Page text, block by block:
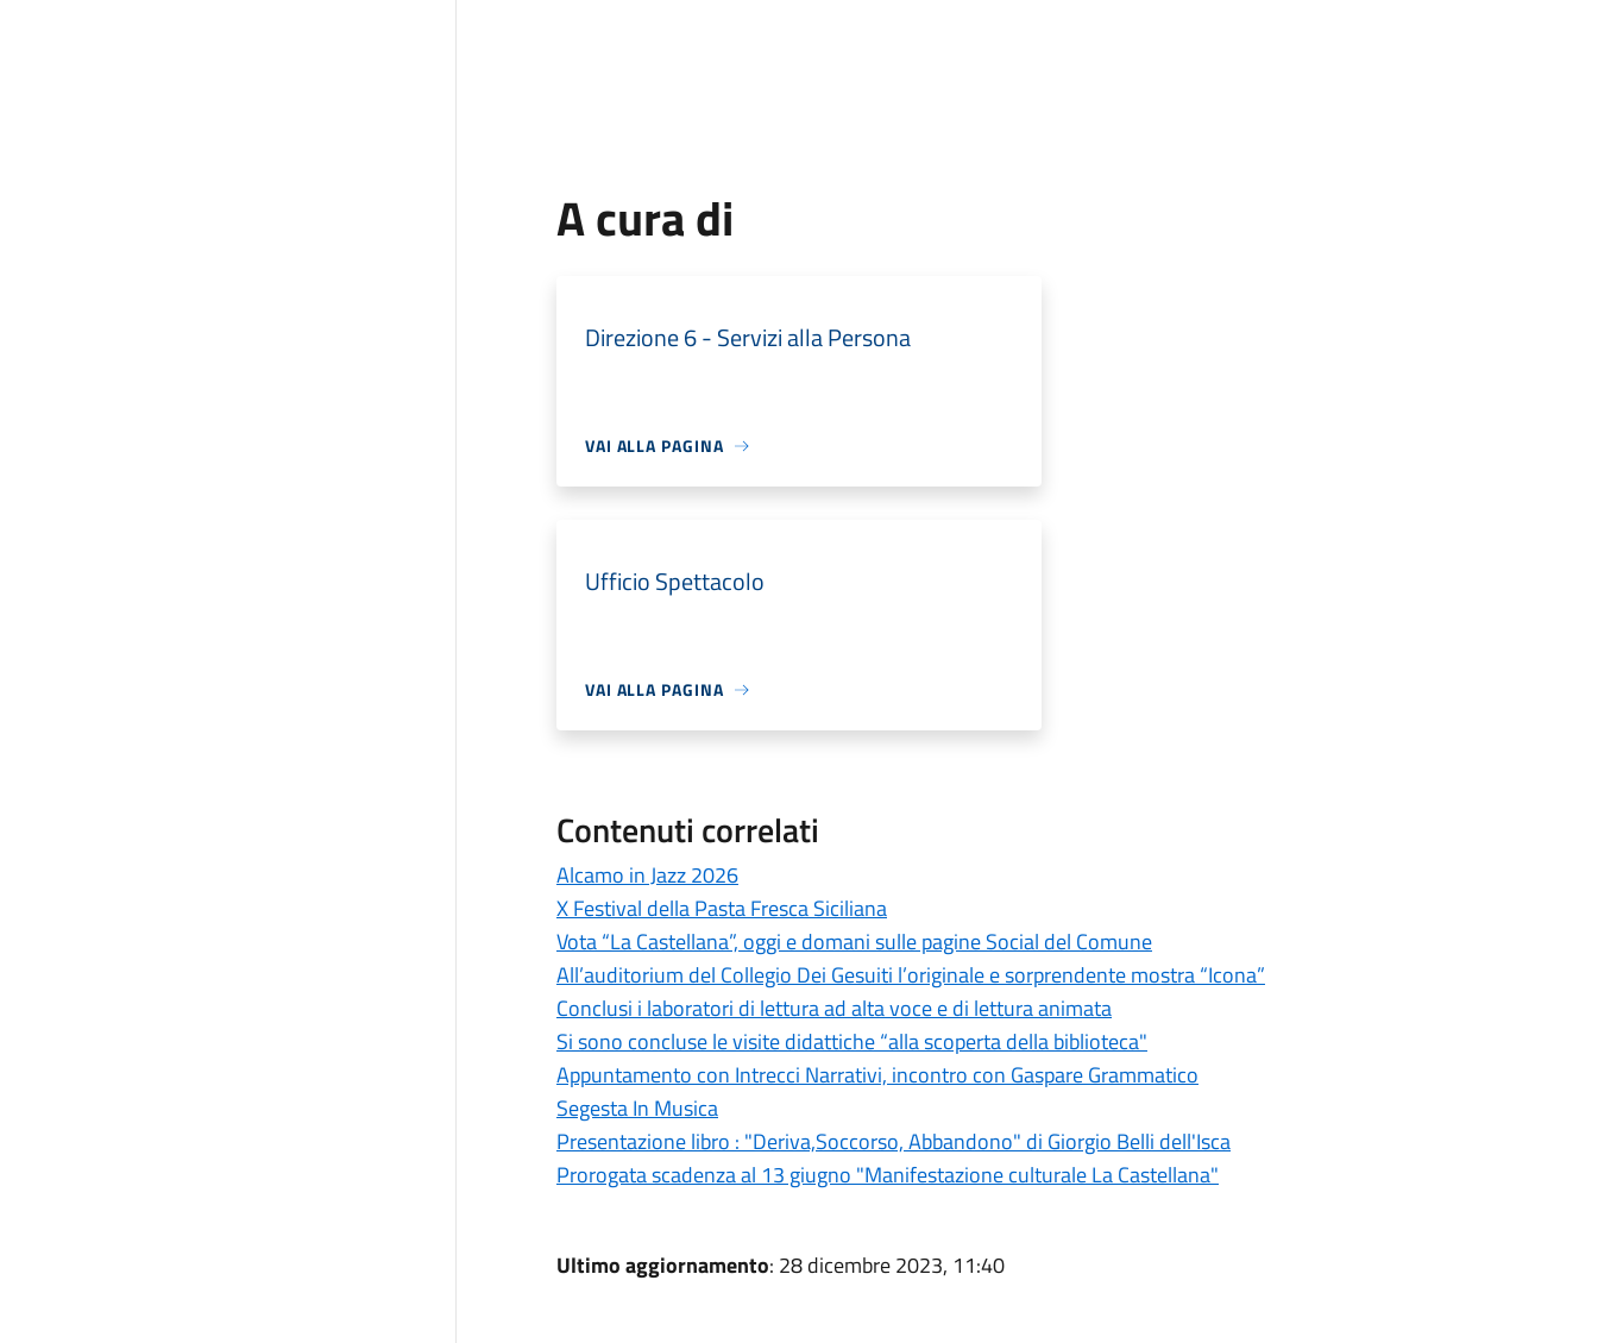
A cura di
Direzione 6 - Servizi alla Persona
VAI ALLA PAGINA
Ufficio Spettacolo
VAI ALLA PAGINA
Contenuti correlati
Alcamo in Jazz 2026
X Festival della Pasta Fresca Siciliana
Vota “La Castellana”, oggi e domani sulle pagine Social del Comune
All’auditorium del Collegio Dei Gesuiti l’originale e sorprendente mostra “Icona”
Conclusi i laboratori di lettura ad alta voce e di lettura animata
Si sono concluse le visite didattiche “alla scoperta della biblioteca"
Appuntamento con Intrecci Narrativi, incontro con Gaspare Grammatico
Segesta In Musica
Presentazione libro : "Deriva,Soccorso, Abbandono" di Giorgio Belli dell'Isca
Prorogata scadenza al 13 giugno "Manifestazione culturale La Castellana"
Ultimo aggiornamento: 28 dicembre 2023, 11:40